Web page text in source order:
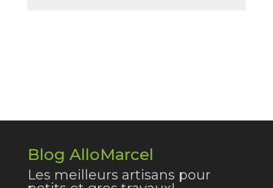
Blog AlloMarcel
Les meilleurs artisans pour